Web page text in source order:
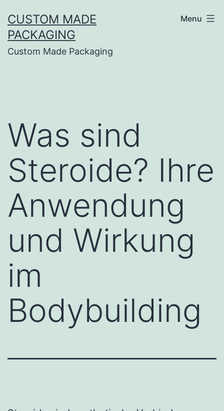
CUSTOM MADE
PACKAGING
Custom Made Packaging
Menu
Was sind
Steroide? Ihre
Anwendung
und Wirkung
im
Bodybuilding